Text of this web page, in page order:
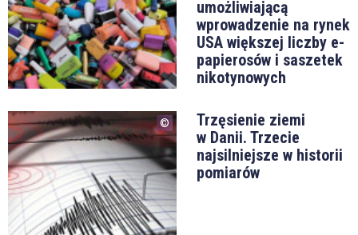
umożliwiającą
wprowadzenie na rynek
USA większej liczby e-
papierosów i saszetek
nikotynowych
Trzęsienie ziemi
w Danii. Trzecie
najsilniejsze w historii
pomiarów